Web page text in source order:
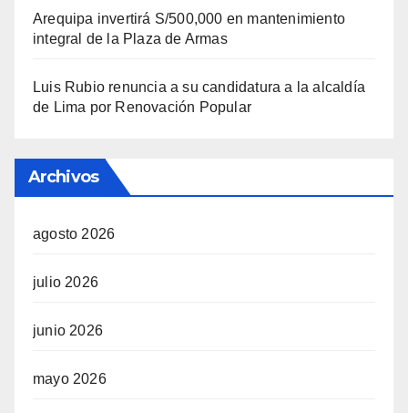
Arequipa invertirá S/500,000 en mantenimiento
integral de la Plaza de Armas
Luis Rubio renuncia a su candidatura a la alcaldía
de Lima por Renovación Popular
Archivos
agosto 2026
julio 2026
junio 2026
mayo 2026